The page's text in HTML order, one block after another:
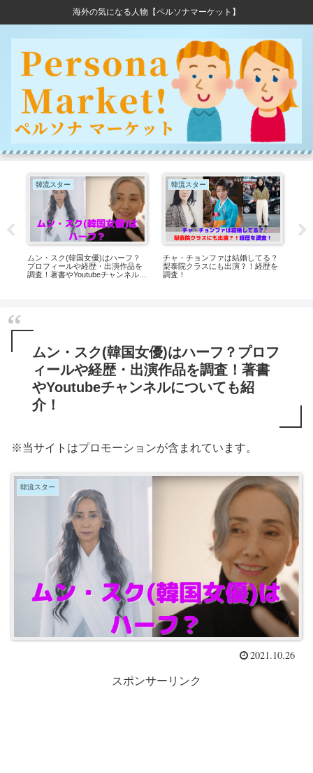
海外の気になる人物【ペルソナマーケット】
韓流スター
ムン・スク(韓国女優)はハーフ？
プロフィールや経歴・出演作品を
調査！著書やYoutubeチャンネルに
韓流スター
チャ・チョンファは結婚してる？
梨泰院クラスにも出演？！経歴を
調査！
ムン・スク(韓国女優)はハーフ？プロフ
ィールや経歴・出演作品を調査！著書
やYoutubeチャンネルについても紹
介！
※当サイトはプロモーションが含まれています。
韓流スター
2021.10.26
スポンサーリンク